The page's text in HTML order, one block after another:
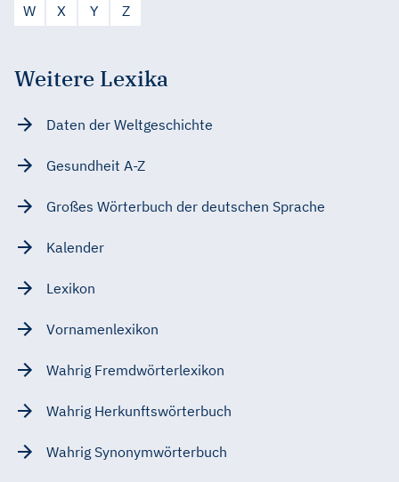
W
X Y Z
Weitere Lexika
Daten der Weltgeschichte
Gesundheit A-Z
Großes Wörterbuch der deutschen Sprache
Kalender
Lexikon
Vornamenlexikon
Wahrig Fremdwörterlexikon
Wahrig Herkunftswörterbuch
Wahrig Synonymwörterbuch